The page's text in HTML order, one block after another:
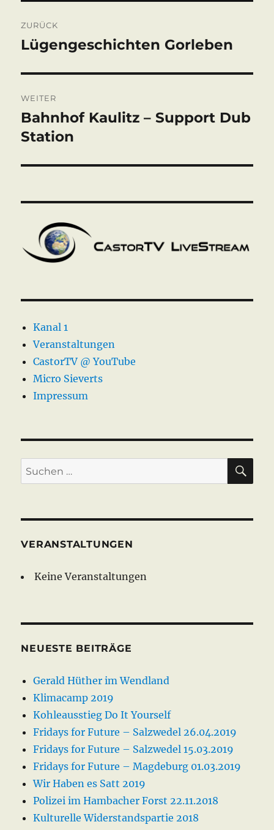
ZURÜCK
Vorheriger
Lügengeschichten Gorleben
WEITER
Nächster
Beitrag:
Bahnhof Kaulitz – Support Dub
Station
Kanal 1
Veranstaltungen
CastorTV @ YouTube
Micro Sieverts
Impressum
Suche
nach:
VERANSTALTUNGEN
Keine Veranstaltungen
NEUESTE BEITRÄGE
Gerald Hüther im Wendland
Klimacamp 2019
Kohleausstieg Do It Yourself
Fridays for Future – Salzwedel 26.04.2019
Fridays for Future – Salzwedel 15.03.2019
Fridays for Future – Magdeburg 01.03.2019
Wir Haben es Satt 2019
Polizei im Hambacher Forst 22.11.2018
Kulturelle Widerstandspartie 2018